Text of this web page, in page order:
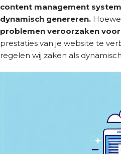
content management
dynamisch genereren.
problemen veroorzaken voor
prestaties van je website te
regelen wij zaken als